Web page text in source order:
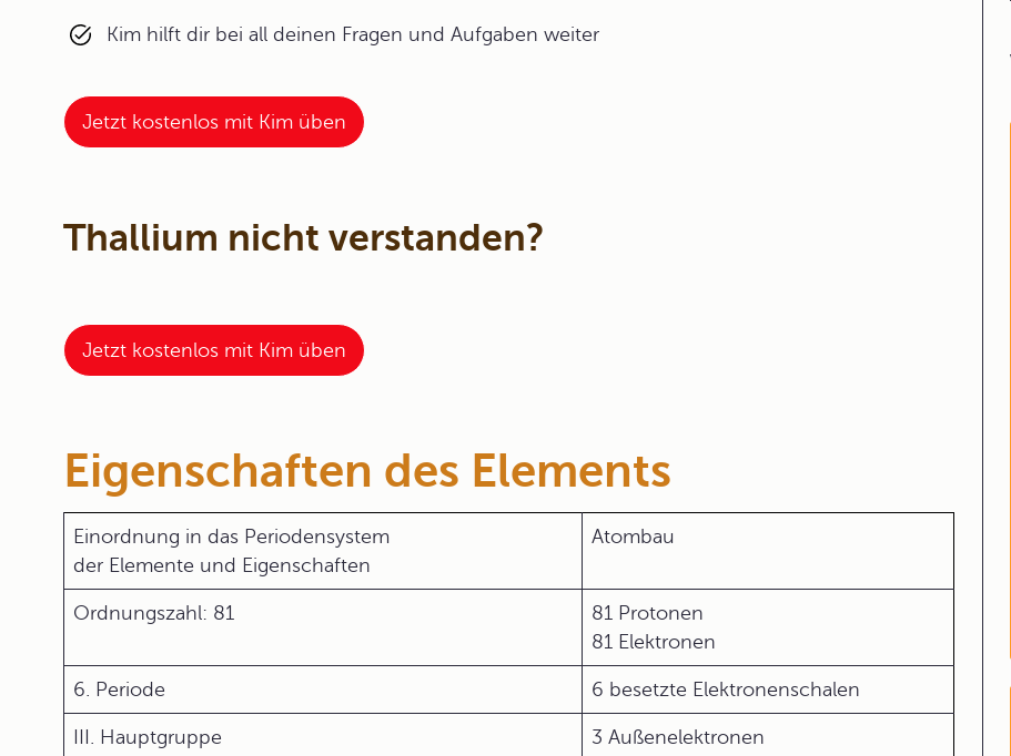
Kim hilft dir bei all deinen Fragen und Aufgaben weiter
Jetzt kostenlos mit Kim üben
Thallium nicht verstanden?
Jetzt kostenlos mit Kim üben
Eigenschaften des Elements
Einordnung in das Periodensystem
der Elemente und Eigenschaften
Atombau
Ordnungszahl: 81
81 Protonen
81 Elektronen
6. Periode 6 besetzte Elektronenschalen
III. Hauptgruppe 3 Außenelektronen